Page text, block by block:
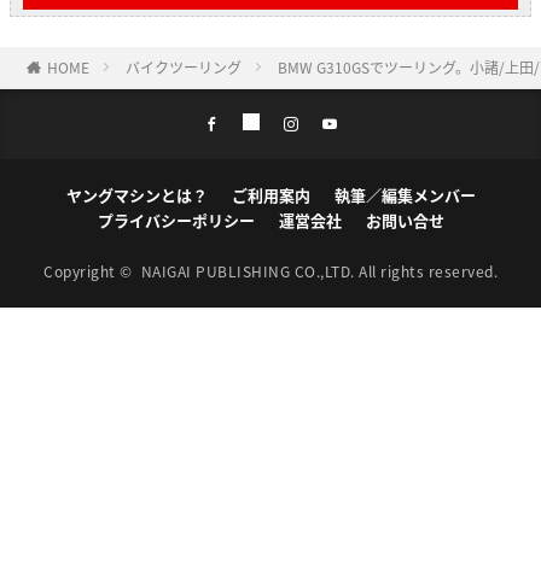
HOME バイクツーリング BMW G310GSでツーリング。小諸/上
ヤングマシンとは？ ご利用案内
執筆／編集メンバー
プライバシーポリシー
運営会社 お問い合せ
Copyright © NAIGAI PUBLISHING CO.,LTD. All rights reserved.